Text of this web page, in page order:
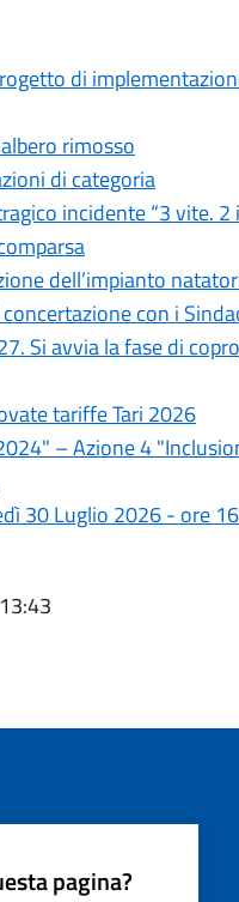
di
rimosso
di categoria
incidente “3 vite. 2
dell’impianto
con i
Si avvia la fase di
tariffe Tari 2026
– Azione 4
30 Luglio 2026 - ore
pagina?